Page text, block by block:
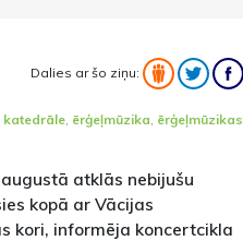
Dalies ar šo ziņu:
katedrāle ērģeļmūzika ērģeļmūzikas
atklās nebijušu
kopā ar Vācijas
kori, informēja koncertcikla